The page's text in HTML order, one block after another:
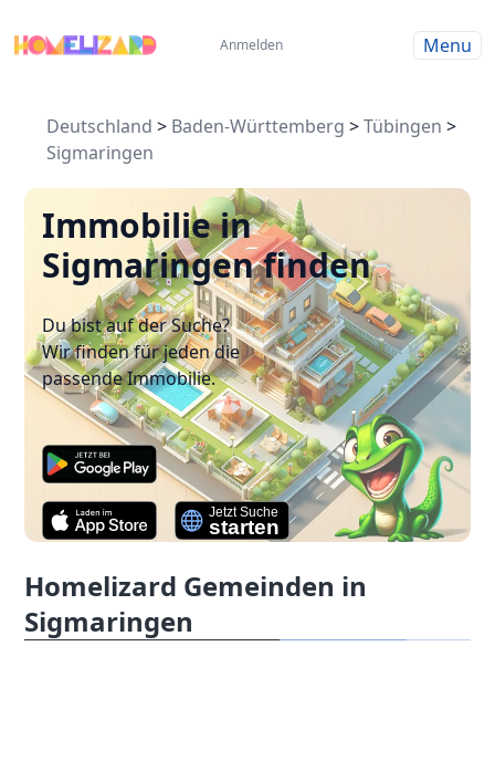
Anmelden Menu
Deutschland > Baden-Württemberg >Tübingen >
Sigmaringen
Immobilie in
Sigmaringen finden
Du bist auf der Suche?
Wir finden für jeden die
passende Immobilie.
Homelizard Gemeinden in
Sigmaringen